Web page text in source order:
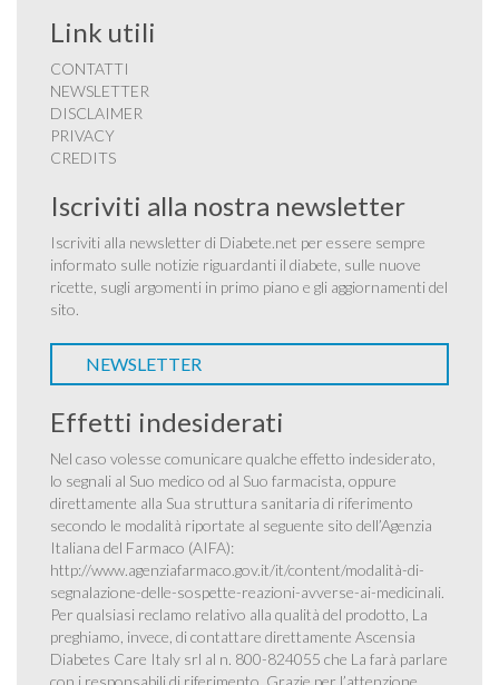
Link utili
CONTATTI
NEWSLETTER
DISCLAIMER
PRIVACY
CREDITS
Iscriviti alla nostra newsletter
Iscriviti alla newsletter di Diabete.net per essere sempre
informato sulle notizie riguardanti il diabete, sulle nuove
ricette, sugli argomenti in primo piano e gli aggiornamenti del
sito.
NEWSLETTER
Effetti indesiderati
Nel caso volesse comunicare qualche effetto indesiderato,
lo segnali al Suo medico od al Suo farmacista, oppure
direttamente alla Sua struttura sanitaria di riferimento
secondo le modalità riportate al seguente sito dell’Agenzia
Italiana del Farmaco (AIFA):
http://www.agenziafarmaco.gov.it/it/content/modalità-di-
segnalazione-delle-sospette-reazioni-avverse-ai-medicinali.
Per qualsiasi reclamo relativo alla qualità del prodotto, La
preghiamo, invece, di contattare direttamente Ascensia
Diabetes Care Italy srl al n. 800-824055 che La farà parlare
con i responsabili di riferimento. Grazie per l’attenzione.